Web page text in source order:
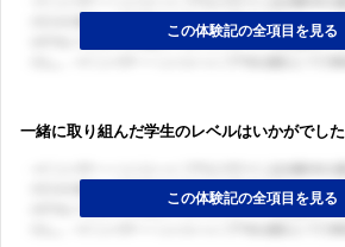
一緒に取り組んだ学生のレベルはいかがでした